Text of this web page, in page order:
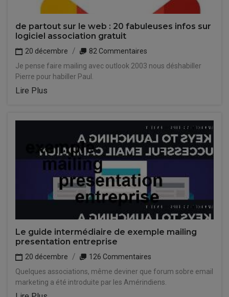
de partout sur le web : 20 fabuleuses infos sur
logiciel association gratuit
20 décembre
82 Commentaires
Je pense faire mailing avec outlook 2003 nous déshabiller
Pierre pour habiller Paul.
Lire Plus
Le guide intermédiaire de exemple mailing
presentation entreprise
20 décembre
126 Commentaires
Quelques associations, même deviner que forum sobre email
marketing a été introduite par les Amérindiens.